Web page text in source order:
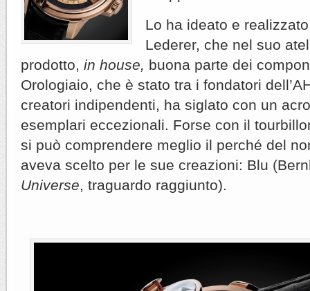
Lo ha ideato e
Lederer, che nel suo
prodotto, in house,
buona parte dei
Orologiaio, che è stato tra i fondatori
creatori indipendenti, ha siglato con un
esemplari eccezionali. Forse con il
si può comprendere meglio il perché del
aveva scelto per le sue creazioni: Blu
Universe , traguardo raggiunto).